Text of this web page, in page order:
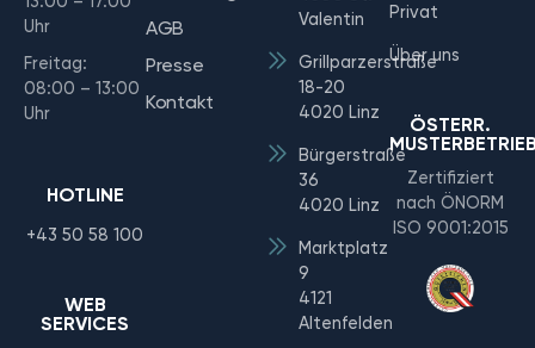
Uhr
Freitag:
08:00 – 13:00
Uhr
HOTLINE
+43 50 58 100
WEB
SERVICES
AGB
Presse
Kontakt
Valentin
Grillparzerstraße
18-20
4020 Linz
Bürgerstraße
36
4020 Linz
Marktplatz
9
4121
Altenfelden
Privat
Über uns
ÖSTERR.
Zertifiziert
nach ÖNORM
ISO 9001:2015